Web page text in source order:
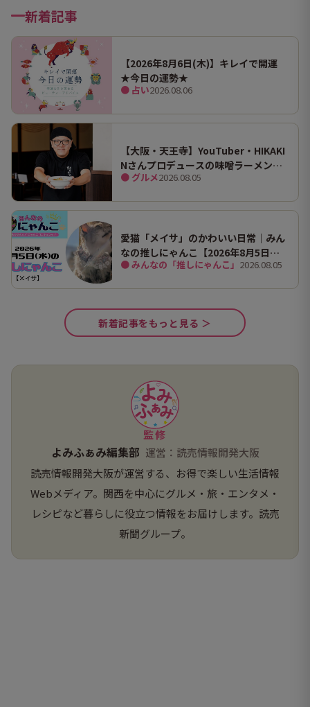
新着記事
【2026年8月6日(木)】キレイで開運
★今日の運勢★
● 占い2026.08.06
【大阪・天王寺】YouTuber・HIKAKI
Nさんプロデュースの味噌ラーメン
「みそきん」が味わえる実店舗が関西
しました！
● グルメ2026.08.05
愛猫「メイサ」のかわいい日常｜みん
なの推しにゃんこ【2026年8月5日
（水）】
● みんなの「推しにゃんこ」 2026.08.05
新着記事をもっと見る ＞
監修
よみふぁみ編集部 運営：読売情報開発大阪
読売情報開発大阪が運営する、お得で楽しい生活情報
Webメディア。関西を中心にグルメ・旅・エンタメ・
レシピなど暮らしに役立つ情報をお届けします。読売
新聞グループ。